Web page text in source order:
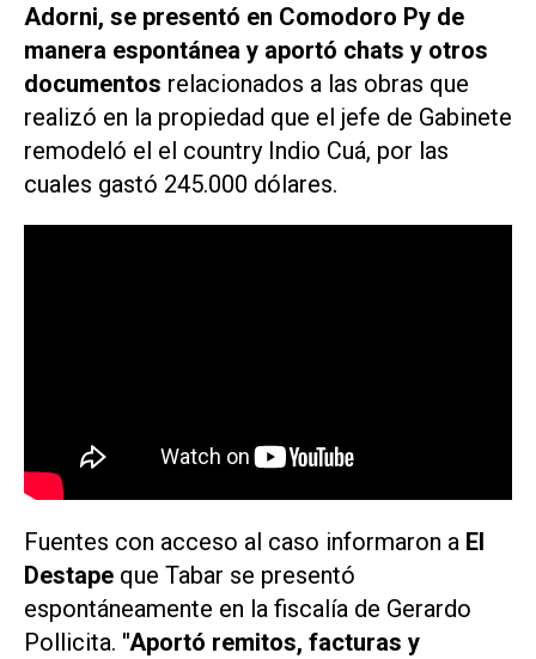
Adorni, se presentó en Comodoro Py de
manera espontánea y aportó chats y otros
documentos relacionados a las obras que
realizó en la propiedad que el jefe de Gabinete
remodeló el el country Indio Cuá, por las
cuales gastó 245.000 dólares.
Fuentes con acceso al caso informaron a El
Destape que Tabar se presentó
espontáneamente en la fiscalía de Gerardo
Pollicita. "Aportó remitos, facturas y